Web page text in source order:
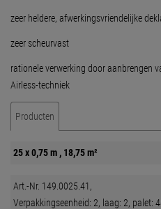
zeer heldere, afwerkingsvriendelijke
zeer scheurvast
rationele verwerking door aanbrengen
Airless-techniek
Producten
25 x 0,75 m , 18,75 m²
Art.-Nr. 149.0025.41,
Verpakkingseenheid: 2, laag: 2, palet: